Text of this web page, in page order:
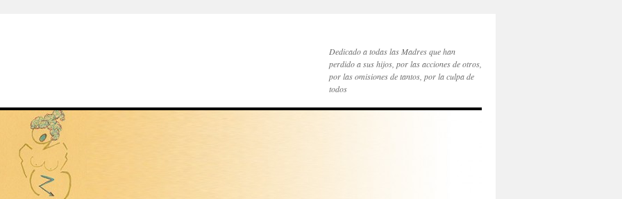
Dedicado a todas las Madres que han
perdido a sus hijos, por las acciones de otros,
por las omisiones de tantos, por la culpa de
todos